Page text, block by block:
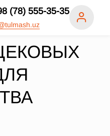
(78) 555-35-35